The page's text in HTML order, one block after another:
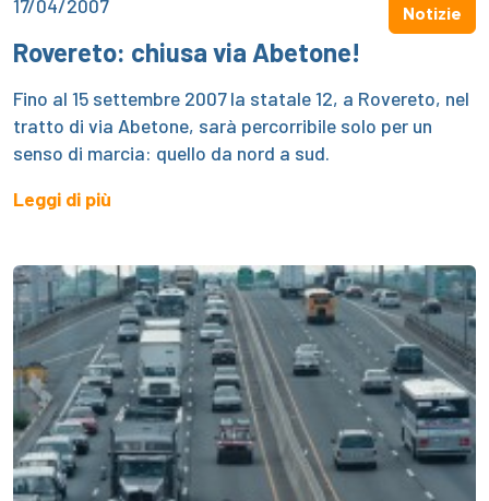
17/04/2007 Notizie
Rovereto: chiusa via Abetone!
Fino al 15 settembre 2007 la statale 12, a Rovereto, nel
tratto di via Abetone, sarà percorribile solo per un
senso di marcia: quello da nord a sud.
Leggi di più